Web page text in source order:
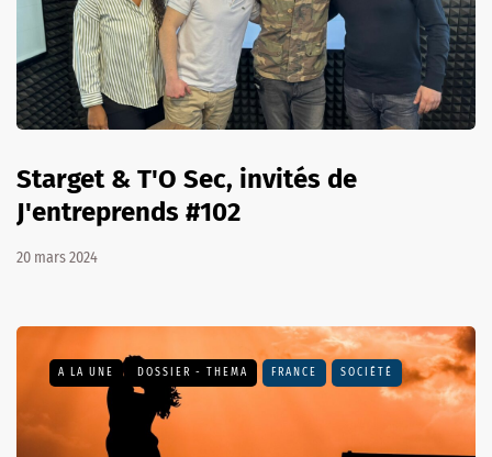
Starget & T'O Sec, invités de
J'entreprends #102
20 mars 2024
A LA UNE DOSSIER - THEMA FRANCE SOCIÉTÉ